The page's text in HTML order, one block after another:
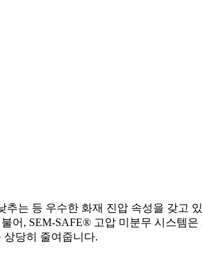
는 등 우수한 화재 진압 속성을 갖고
, SEM-SAFE® 고압 미분무 시스템
당히 줄여줍니다.